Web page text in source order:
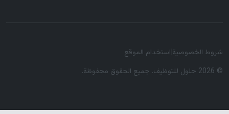
شروط الخصوصية|استخدام الموقع
© 2026 حلول للتوظيف. جميع الحقوق محفوظة.